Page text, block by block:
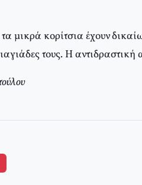
τα μικρά κορίτσια έχουν
τους. Η αντιδραστική